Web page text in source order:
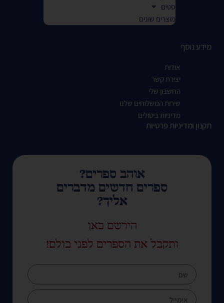
סטים
מוצרים שונים
מידע נוסף
אודות
יצירת קשר
החשבון שלי
שירות המשלוחים שלנו
מדיניות ביטולים
תקנון ומדיניות פרטיות
אוהב ספרים?
ספרים חדשים מדברים
אליך?
הירשם כאן
ותקבל את הספרים לפני כולם!